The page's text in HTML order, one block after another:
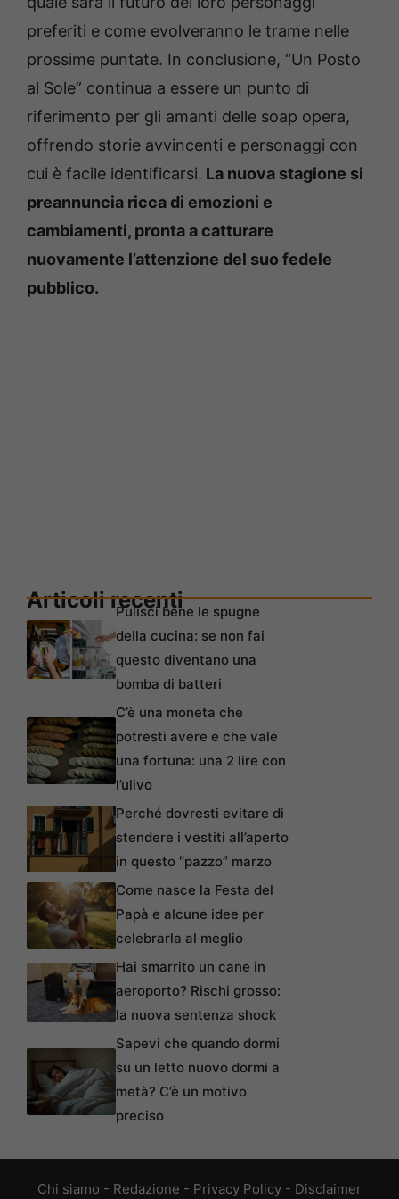
preferiti e come evolveranno le trame nelle
prossime puntate. In conclusione, “Un Posto
al Sole” continua a essere un punto di
riferimento per gli amanti delle soap opera,
offrendo storie avvincenti e personaggi con
cui è facile identificarsi. La nuova stagione si
preannuncia ricca di emozioni e
cambiamenti, pronta a catturare
nuovamente l’attenzione del suo fedele
pubblico.
Articoli recentiPulisci bene le spugne
della cucina: se non fai
questo diventano una
bomba di batteri
C’è una moneta che
potresti avere e che vale
una fortuna: una 2 lire con
l’ulivo
Perché dovresti evitare di
stendere i vestiti all’aperto
in questo “pazzo” marzo
Come nasce la Festa del
Papà e alcune idee per
celebrarla al meglio
Hai smarrito un cane in
aeroporto? Rischi grosso:
la nuova sentenza shock
Sapevi che quando dormi
su un letto nuovo dormi a
metà? C’è un motivo
preciso
Chi siamo - Redazione - Privacy Policy - Disclaimer